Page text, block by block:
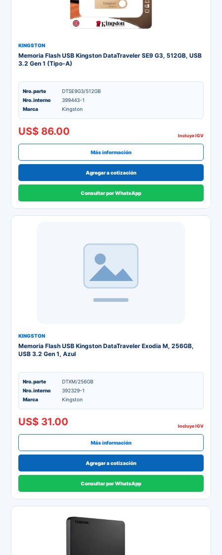
KINGSTON
Memoria Flash USB Kingston DataTraveler SE9 G3, 512GB, USB
3.2 Gen 1 (Tipo-A)
Nro. parte
DTSE9G3/512GB
Nro. interno
399443-1
Marca
Kingston
US$ 86.00 Incluye IGV
Más información
Agregar a cotización
Consultar por WhatsApp
KINGSTON
Memoria Flash USB Kingston DataTraveler Exodia M, 256GB,
USB 3.2 Gen 1, Azul
Nro. parte
DTXM/256GB
Nro. interno
392329-1
Marca
Kingston
US$ 31.00 Incluye IGV
Más información
Agregar a cotización
Consultar por WhatsApp